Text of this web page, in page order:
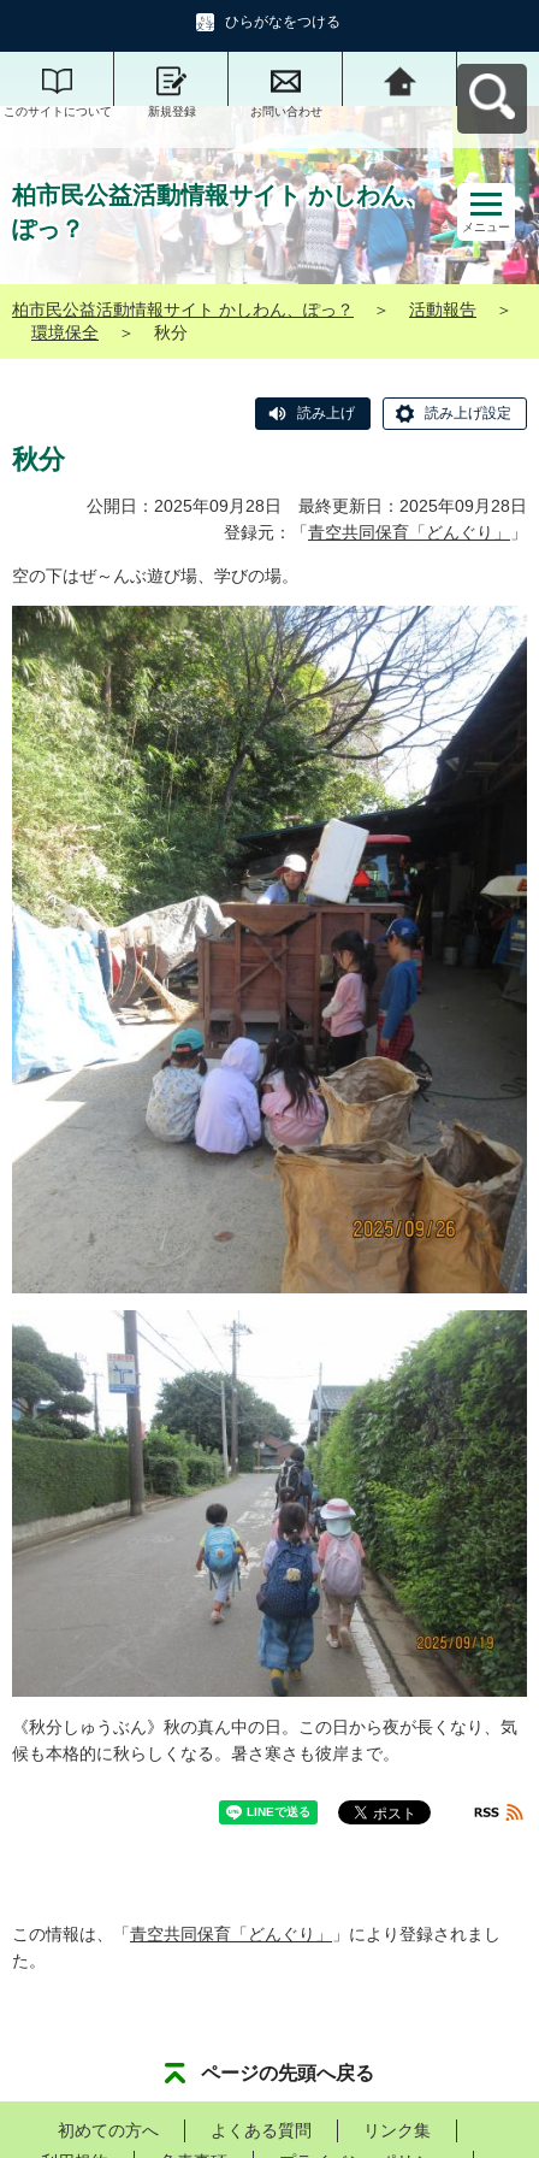
ひらがなをつける
このサイトについて 新規登録 お問い合わせ
柏市民公益活動情報
サイト かしわん、ぽ
っ？へ戻る
柏市民公益活動情報サイト かしわん、
ぽっ？
メニュー
柏市民公益活動情報サイト かしわん、ぽっ？ ＞ 活動報告
＞
環境保全
＞ 秋分
読み上げ 読み上げ設定
秋分
公開日：2025年09月28日 最終更新日：2025年09月28日
登録元：「青空共同保育「どんぐり」 」
空の下はぜ～んぶ遊び場、学びの場。
《秋分しゅうぶん》秋の真ん中の日。この日から夜が長くなり、気
候も本格的に秋らしくなる。暑さ寒さも彼岸まで。
この情報は、「青空共同保育「どんぐり」
」により登録されまし
た。
ページの先頭へ戻る
初めての方へ よくある質問
リンク集